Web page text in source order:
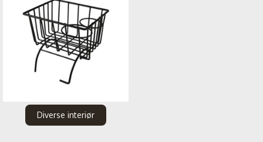
Diverse interiør